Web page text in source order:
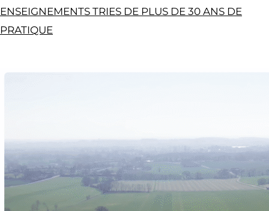
ENSEIGNEMENTS TRIES DE PLUS DE 30 ANS DE
PRATIQUE